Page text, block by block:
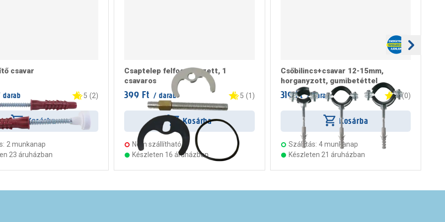
csavar
5 (2)
Kosárba
2 munkanap
23 áruházban
Csaptelep felfogató szett, 1
csavaros
399 Ft / darab 5 (1 )
Kosárba
Nem szállítható
Készleten 16 áruházban
Csőbilincs+csavar 12-15mm,
horganyzott, gumibetéttel
319 Ft / darab 0 (0)
Kosárba
Szállítás: 4 munkanap
Készleten 21 áruházban